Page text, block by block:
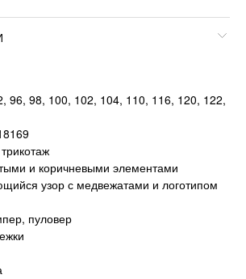
96, 98, 100, 102, 104, 110, 116, 120, 122,
и коричневыми элементами
узор с медвежатами и логотипом
пуловер